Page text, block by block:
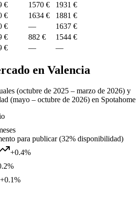
€ 1570 €
1931 €
€ 1634 €
1881 €
€ —
1637 €
€ 882 €
1544 €
€ — —
en Valencia
(octubre de 2025 – marzo de 2026) y
(mayo – octubre de 2026) en Spotahome
para publicar (32% disponibilidad)
+0.4%
%
+0.1%